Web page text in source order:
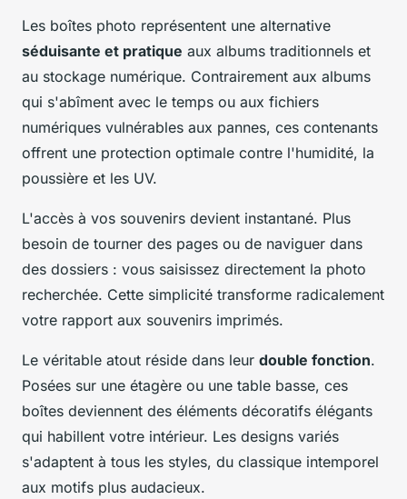
Les boîtes photo représentent une alternative
séduisante et pratique aux albums traditionnels et
au stockage numérique. Contrairement aux albums
qui s'abîment avec le temps ou aux fichiers
numériques vulnérables aux pannes, ces contenants
offrent une protection optimale contre l'humidité, la
poussière et les UV.
L'accès à vos souvenirs devient instantané. Plus
besoin de tourner des pages ou de naviguer dans
des dossiers : vous saisissez directement la photo
recherchée. Cette simplicité transforme radicalement
votre rapport aux souvenirs imprimés.
Le véritable atout réside dans leur double fonction.
Posées sur une étagère ou une table basse, ces
boîtes deviennent des éléments décoratifs élégants
qui habillent votre intérieur. Les designs variés
s'adaptent à tous les styles, du classique intemporel
aux motifs plus audacieux.